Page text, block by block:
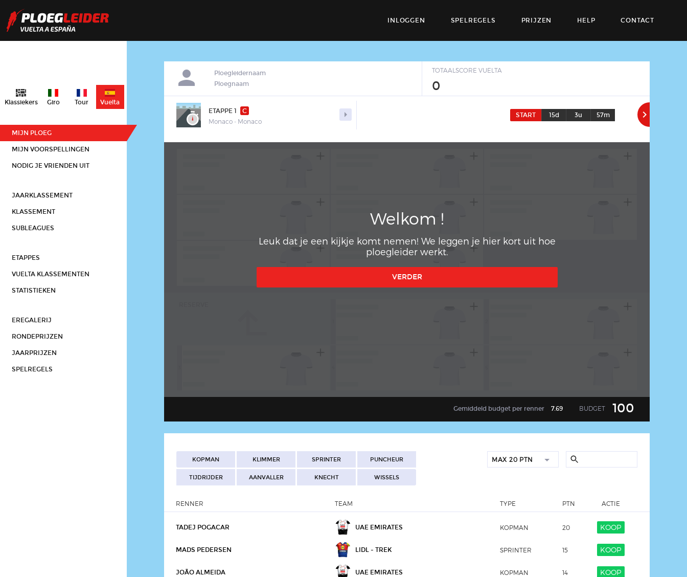
INLOGGEN SPELREGELS PRIJZEN HELP CONTACT
Klassiekers Giro Tour Vuelta
MIJN PLOEG
MIJN VOORSPELLINGEN
NODIG JE VRIENDEN UIT
JAARKLASSEMENT
KLASSEMENT
SUBLEAGUES
ETAPPES
VUELTA KLASSEMENTEN
STATISTIEKEN
EREGALERIJ
RONDEPRIJZEN
JAARPRIJZEN
SPELREGELS
Ploegleidernaam
Ploegnaam
TOTAALSCORE VUELTA
0

ETAPPE 1
C
Monaco - Monaco
START 15d 3u 57m 
Welkom !
Leuk dat je een kijkje komt nemen! We leggen je hier kort uit hoe
ploegleider werkt.
VERDER
Gemiddeld budget per renner 7.69 BUDGET 100
KOPMAN KLIMMER SPRINTER PUNCHEUR
TIJDRIJDER AANVALLER KNECHT WISSELS
MAX 20 PTN
RENNER TEAM TYPE PTN ACTIE
TADEJ POGACAR UAE EMIRATES KOPMAN 20 KOOP
MADS PEDERSEN LIDL - TREK SPRINTER 15 KOOP
JOÃO ALMEIDA UAE EMIRATES KOPMAN 14 KOOP